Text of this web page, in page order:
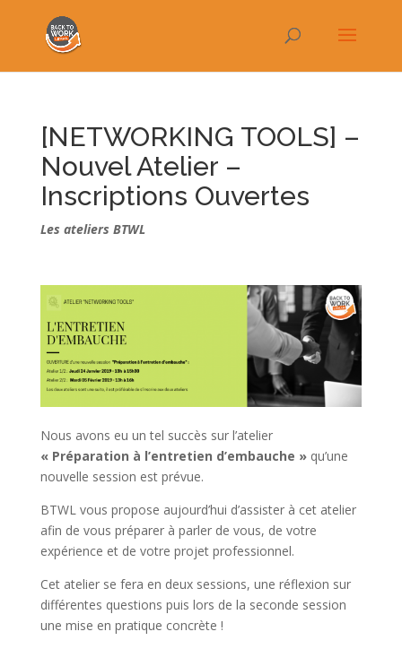
[NETWORKING TOOLS] –
Nouvel Atelier –
Inscriptions Ouvertes
Les ateliers BTWL
Nous avons eu un tel succès sur l’atelier
« Préparation à l’entretien d’embauche »qu’une
nouvelle session est prévue.
BTWL vous propose aujourd’hui d’assister à cet atelier
afin de vous préparer à parler de vous, de votre
expérience et de votre projet professionnel.
Cet atelier se fera en deux sessions, une réflexion sur
différentes questions puis lors de la seconde session
une mise en pratique concrète !